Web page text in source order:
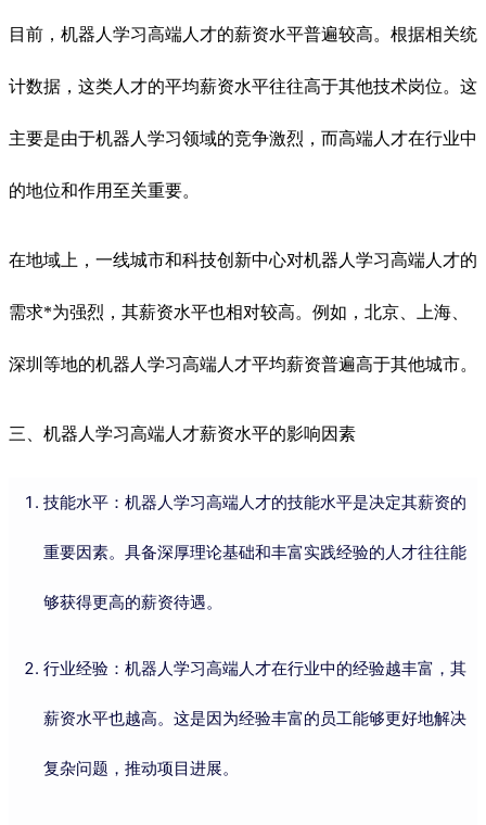
目前，机器人学习高端人才的薪资水平普遍较高。根据相关统
计数据，这类人才的平均薪资水平往往高于其他技术岗位。这
主要是由于机器人学习领域的竞争激烈，而高端人才在行业中
的地位和作用至关重要。
在地域上，一线城市和科技创新中心对机器人学习高端人才的
需求*为强烈，其薪资水平也相对较高。例如，北京、上海、
深圳等地的机器人学习高端人才平均薪资普遍高于其他城市。
三、机器人学习高端人才薪资水平的影响因素
技能水平：机器人学习高端人才的技能水平是决定其薪资的
重要因素。具备深厚理论基础和丰富实践经验的人才往往能
够获得更高的薪资待遇。
行业经验：机器人学习高端人才在行业中的经验越丰富，其
薪资水平也越高。这是因为经验丰富的员工能够更好地解决
复杂问题，推动项目进展。